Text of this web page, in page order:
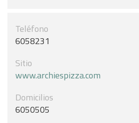
Teléfono
6058231
Sitio
www.archiespizza.com
Domicilios
6050505